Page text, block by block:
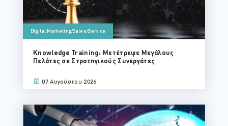
Digital Marketing/Sales/Service
Knowledge Training: Μετέτρεψε Μεγάλους
Πελάτες σε Στρατηγικούς Συνεργάτες
07 Αυγούστου 2026